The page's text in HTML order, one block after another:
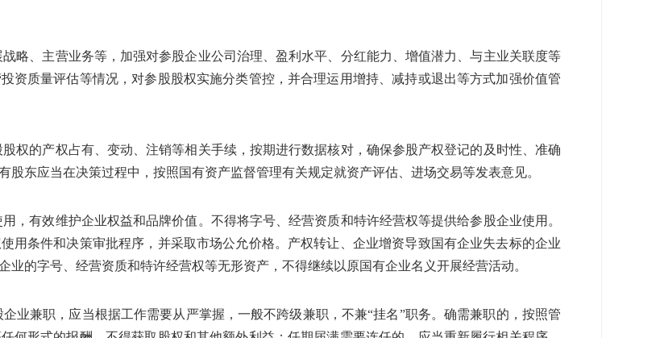
略、主营业务等，加强对参股企业公司治理、盈利水平、分红能力、增值潜力、与主业关联度等
资质量评估等情况，对参股股权实施分类管控，并合理运用增持、减持或退出等方式加强价值管
权的产权占有、变动、注销等相关手续，按期进行数据核对，确保参股产权登记的及时性、准确
东应当在决策过程中，按照国有资产监督管理有关规定就资产评估、进场交易等发表意见。
，有效维护企业权益和品牌价值。不得将字号、经营资质和特许经营权等提供给参股企业使用。
用条件和决策审批程序，并采取市场公允价格。产权转让、企业增资导致国有企业失去标的企业
的字号、经营资质和特许经营权等无形资产，不得继续以原国有企业名义开展经营活动。
业兼职，应当根据工作需要从严掌握，一般不跨级兼职，不兼“挂名”职务。确需兼职的，按照管